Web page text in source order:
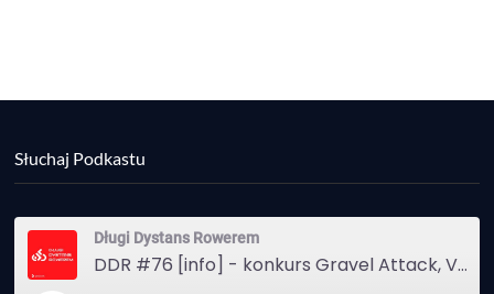
Słuchaj Podkastu
Długi Dystans Rowerem
DDR #76 [info] - konkurs Gravel Attack, Varmia Gravel, Bike Expo, Inspire India Ultra Race